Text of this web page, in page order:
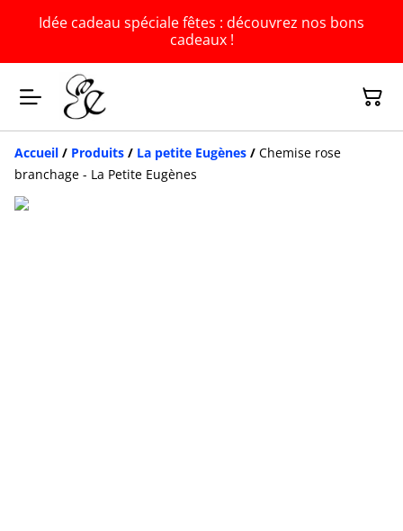
Idée cadeau spéciale fêtes : découvrez nos bons
cadeaux !
Accueil / Produits / La petite Eugènes / Chemise rose
branchage - La Petite Eugènes